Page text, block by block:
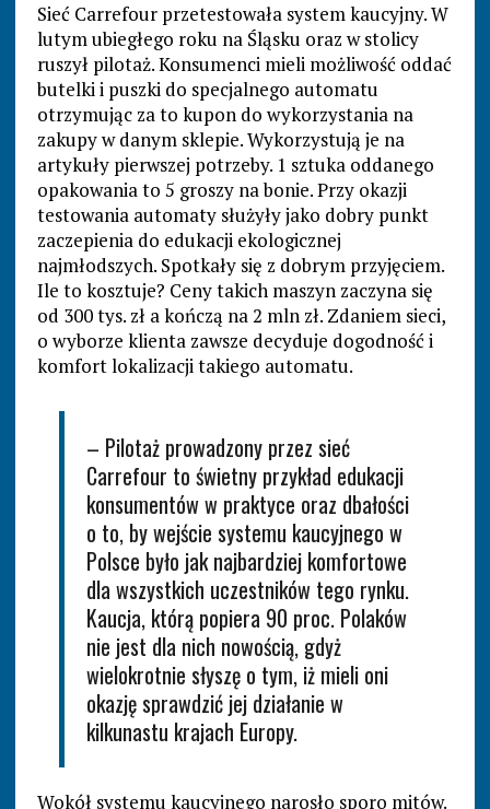
Sieć Carrefour przetestowała system kaucyjny. W
lutym ubiegłego roku na Śląsku oraz w stolicy
ruszył pilotaż. Konsumenci mieli możliwość oddać
butelki i puszki do specjalnego automatu
otrzymując za to kupon do wykorzystania na
zakupy w danym sklepie. Wykorzystują je na
artykuły pierwszej potrzeby. 1 sztuka oddanego
opakowania to 5 groszy na bonie. Przy okazji
testowania automaty służyły jako dobry punkt
zaczepienia do edukacji ekologicznej
najmłodszych. Spotkały się z dobrym przyjęciem.
Ile to kosztuje? Ceny takich maszyn zaczyna się
od 300 tys. zł a kończą na 2 mln zł. Zdaniem sieci,
o wyborze klienta zawsze decyduje dogodność i
komfort lokalizacji takiego automatu.
– Pilotaż prowadzony przez sieć
Carrefour to świetny przykład edukacji
konsumentów w praktyce oraz dbałości
o to, by wejście systemu kaucyjnego w
Polsce było jak najbardziej komfortowe
dla wszystkich uczestników tego rynku.
Kaucja, którą popiera 90 proc. Polaków
nie jest dla nich nowością, gdyż
wielokrotnie słyszę o tym, iż mieli oni
okazję sprawdzić jej działanie w
kilkunastu krajach Europy.
Wokół systemu kaucyjnego narosło sporo mitów.